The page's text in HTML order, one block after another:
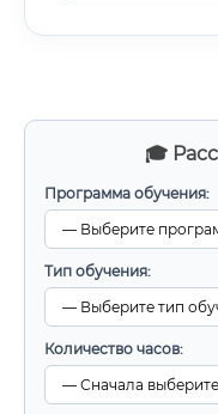
🎓
Программа обучения:
Тип обучения:
Количество часов: